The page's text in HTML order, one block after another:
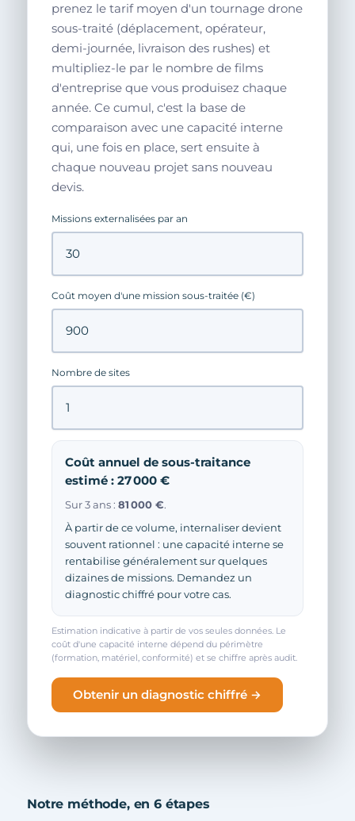
prenez le tarif moyen d'un tournage drone
sous-traité (déplacement, opérateur,
demi-journée, livraison des rushes) et
multipliez-le par le nombre de films
d'entreprise que vous produisez chaque
année. Ce cumul, c'est la base de
comparaison avec une capacité interne
qui, une fois en place, sert ensuite à
chaque nouveau projet sans nouveau
devis.
Missions externalisées par an
Coût moyen d'une mission sous-traitée (€)
Nombre de sites
Coût annuel de sous-traitance
estimé : 27 000 €
Sur 3 ans : 81 000 €.
À partir de ce volume, internaliser devient
souvent rationnel : une capacité interne se
rentabilise généralement sur quelques
dizaines de missions. Demandez un
diagnostic chiffré pour votre cas.
Estimation indicative à partir de vos seules données. Le
coût d'une capacité interne dépend du périmètre
(formation, matériel, conformité) et se chiffre après audit.
Obtenir un diagnostic chiffré →
Notre méthode, en 6 étapes